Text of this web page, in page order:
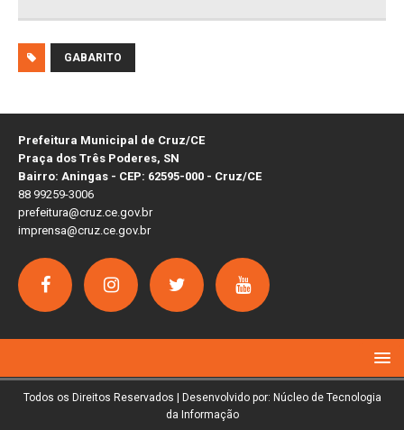
GABARITO
Prefeitura Municipal de Cruz/CE
Praça dos Três Poderes, SN
Bairro: Aningas - CEP: 62595-000 - Cruz/CE
88 99259-3006
prefeitura@cruz.ce.gov.br
imprensa@cruz.ce.gov.br
Todos os Direitos Reservados | Desenvolvido por: Núcleo de Tecnologia
da Informação